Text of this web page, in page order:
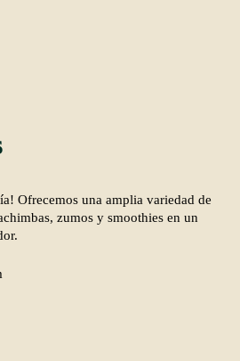
Ofrecemos una amplia variedad de
zumos y smoothies en un